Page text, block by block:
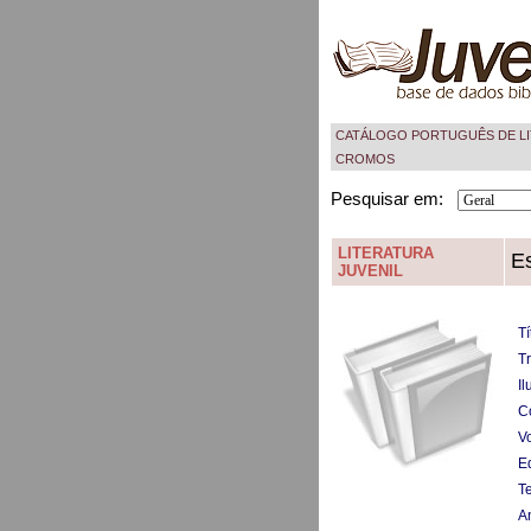
CATÁLOGO PORTUGUÊS DE
CROMOS
Pesquisar em:
LITERATURA
JUVENIL